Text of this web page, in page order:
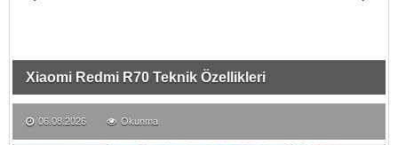
Xiaomi Redmi R70 Teknik Özellikleri
06.08.2026 Okunma